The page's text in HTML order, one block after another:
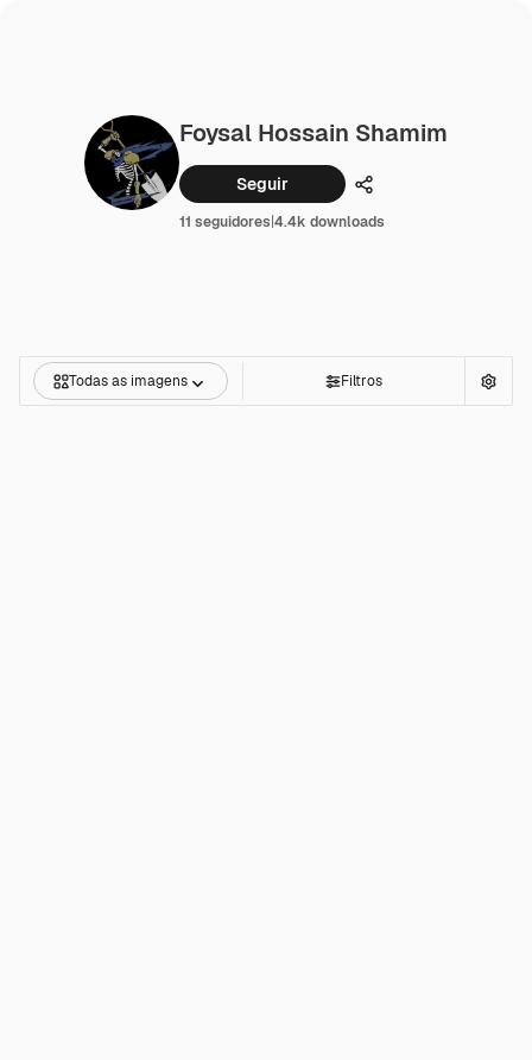
Foysal Hossain Shamim
Seguir Compartilhar
11 seguidores|4.4k downloads
Todas as imagens Filtros